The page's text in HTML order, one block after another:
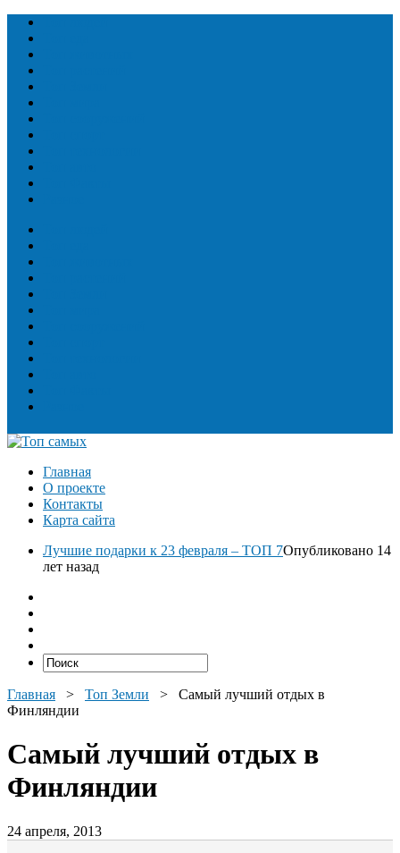
Главная
О проекте
Контакты
Карта сайта
Лучшие подарки к 23 февраля – ТОП 7Опубликовано 14
лет назад
Главная > Топ Земли > Самый лучший отдых в
Финляндии
Самый лучший отдых в
Финляндии
24 апреля, 2013